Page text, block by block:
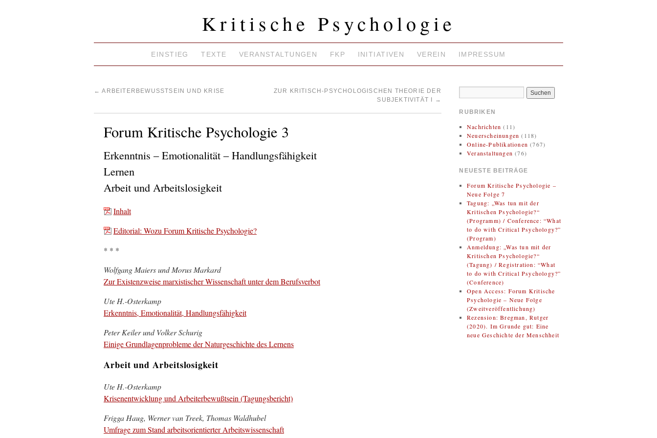
Kritische Psychologie
EINSTIEG TEXTE VERANSTALTUNGEN FKP INITIATIVEN VEREIN IMPRESSUM
← ARBEITERBEWUSSTSEIN UND KRISE
ZUR KRITISCH-PSYCHOLOGISCHEN THEORIE DER
SUBJEKTIVITÄT I
→
Forum Kritische Psychologie 3
Erkenntnis – Emotionalität – Handlungsfähigkeit
Lernen
Arbeit und Arbeitslosigkeit
Inhalt
Editorial: Wozu Forum Kritische Psychologie?
* * *
Wolfgang Maiers und Morus Markard
Zur Existenzweise marxistischer Wissenschaft unter dem Berufsverbot
Ute H.-Osterkamp
Erkenntnis, Emotionalität, Handlungsfähigkeit
Peter Keiler und Volker Schurig
Einige Grundlagenprobleme der Naturgeschichte des Lernens
Arbeit und Arbeitslosigkeit
Ute H.-Osterkamp
Krisenentwicklung und Arbeiterbewußtsein (Tagungsbericht)
Frigga Haug, Werner van Treek, Thomas Waldhubel
Umfrage zum Stand arbeitsorientierter Arbeitswissenschaft
RUBRIKEN
Nachrichten (11)
Neuerscheinungen (118)
Online-Publikationen (767)
Veranstaltungen (76)
NEUESTE BEITRÄGE
Forum Kritische Psychologie –
Neue Folge 7
Tagung: „Was tun mit der
Kritischen Psychologie?“
(Programm) / Conference: “What
to do with Critical Psychology?”
(Program)
Anmeldung: „Was tun mit der
Kritischen Psychologie?“
(Tagung) / Registration: “What
to do with Critical Psychology?”
(Conference)
Open Access: Forum Kritische
Psychologie – Neue Folge
(Zweitveröffentlichung)
Rezension: Bregman, Rutger
(2020). Im Grunde gut: Eine
neue Geschichte der Menschheit